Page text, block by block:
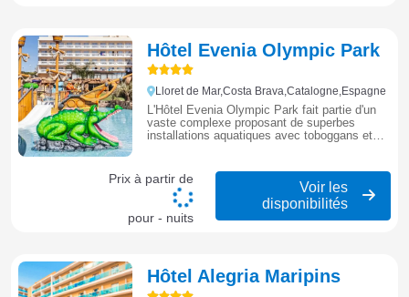
Hôtel Evenia Olympic Park
Lloret de Mar,Costa Brava,Catalogne,Espagne
L'Hôtel Evenia Olympic Park fait partie d'un
vaste complexe proposant de superbes
installations aquatiques avec toboggans et
privilégié pour les familles. C’est l’adresse
idéale pour un séjour dynamique et
divertissant à Lloret de Mar.
Prix à partir de
pour - nuits
Voir les
disponibilités
Hôtel Alegria Maripins